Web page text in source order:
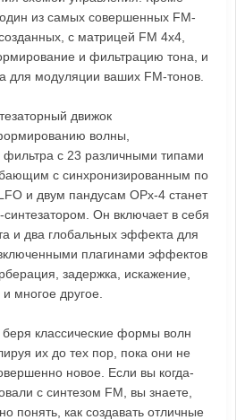
из самых совершенных FM-
с матрицей FM 4x4,
и фильтрацию тона, и
для модуляции ваших FM-тонов.
движок
волны,
с 23 различными типами
с синхронизированным по
и двум пандусам OPx-4 станет
Он включает в себя
и два глобальных эффекта для
плагинами эффектов
задержка, искажение,
многое другое.
беря классические формы волн
их до тех пор, пока они не
новое. Если вы когда-
с синтезом FM, вы знаете,
понять, как создавать отличные